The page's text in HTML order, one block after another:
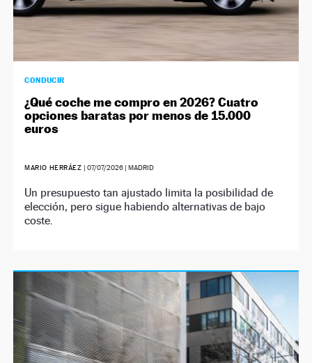
CONDUCIR
¿Qué coche me compro en 2026? Cuatro
opciones baratas por menos de 15.000
euros
MARIO HERRÁEZ | 07/07/2026| MADRID
Un presupuesto tan ajustado limita la posibilidad de
elección, pero sigue habiendo alternativas de bajo
coste.